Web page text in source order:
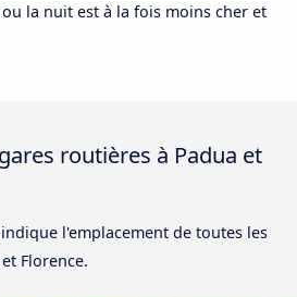
la nuit est à la fois moins cher et
routières à Padua et
l'emplacement de toutes les
Florence.